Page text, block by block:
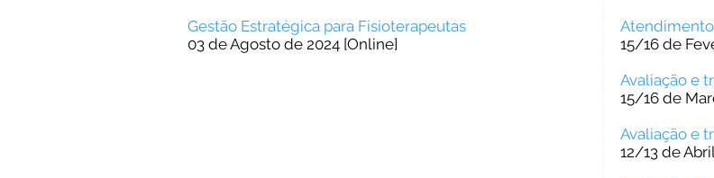
Gestão Estratégica para Fisioterapeutas
03 de Agosto de 2024 [Online]
15/16 de
Avaliação e
15/16 de
Avaliação e
12/13 de